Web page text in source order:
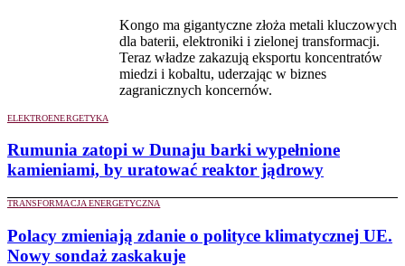
Kongo ma gigantyczne złoża metali kluczowych
dla baterii, elektroniki i zielonej transformacji.
Teraz władze zakazują eksportu koncentratów
miedzi i kobaltu, uderzając w biznes
zagranicznych koncernów.
ELEKTROENERGETYKA
Rumunia zatopi w Dunaju barki wypełnione
kamieniami, by uratować reaktor jądrowy
TRANSFORMACJA ENERGETYCZNA
Polacy zmieniają zdanie o polityce klimatycznej UE.
Nowy sondaż zaskakuje